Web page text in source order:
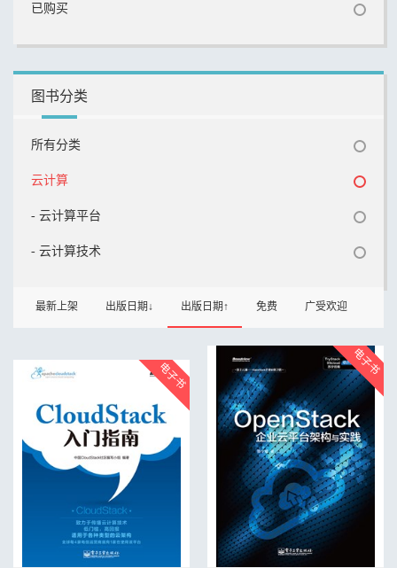
已购买
图书分类
所有分类
云计算
- 云计算平台
- 云计算技术
最新上架 出版日期↓ 出版日期↑ 免费 广受欢迎